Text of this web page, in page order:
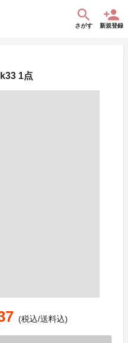
さがす 新規登録
1点
(税込/送料込)